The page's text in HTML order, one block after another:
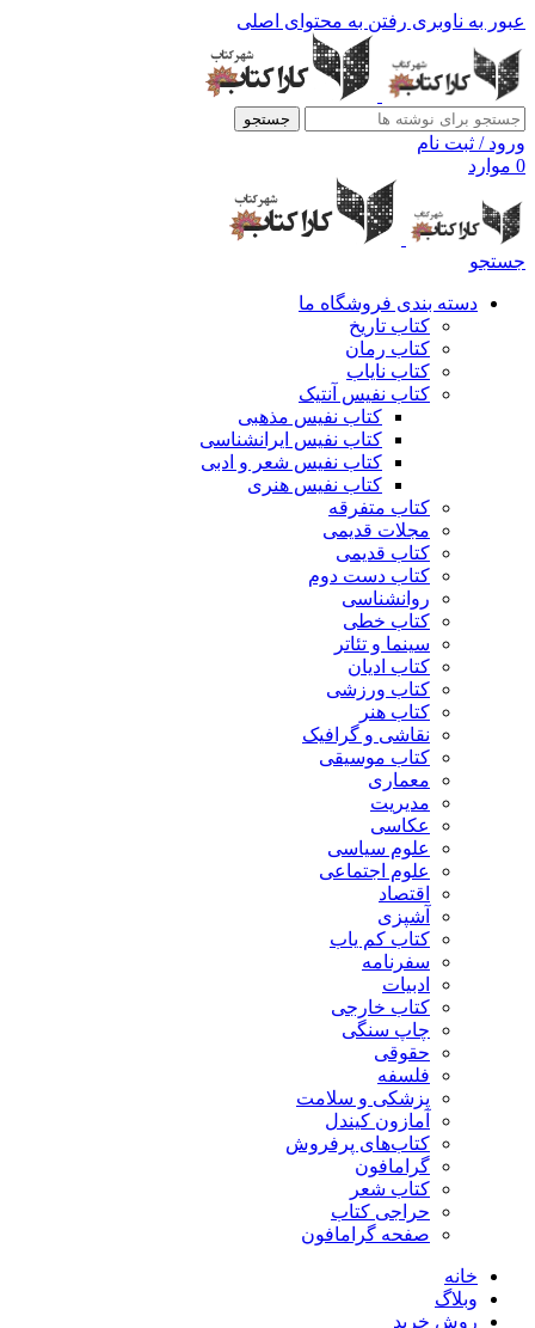
عبور به ناوبری رفتن به محتوای اصلی
جستجو
ورود / ثبت نام
0 موارد
جستجو
دسته بندی فروشگاه ما
کتاب تاریخ
کتاب رمان
کتاب نایاب
کتاب نفیس آنتیک
کتاب نفیس مذهبی
کتاب نفیس ایرانشناسی
کتاب نفیس شعر و ادبی
کتاب نفیس هنری
کتاب متفرقه
مجلات قدیمی
کتاب قدیمی
کتاب دست دوم
روانشناسی
کتاب خطی
سینما و تئاتر
کتاب ادیان
کتاب ورزشی
کتاب هنر
نقاشی و گرافیک
کتاب موسیقی
معماری
مدیریت
عکاسی
علوم سیاسی
علوم اجتماعی
اقتصاد
آشپزی
کتاب کم یاب
سفرنامه
ادبیات
کتاب خارجی
چاپ سنگی
حقوقی
فلسفه
پزشکی و سلامت
آمازون کیندل
کتاب‌های پرفروش
گرامافون
کتاب شعر
حراجی کتاب
صفحه گرامافون
خانه
وبلاگ
روش خرید